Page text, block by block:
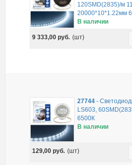
120SMD(2835)/м
20000*10*1.22мм
В наличии
9 333,00 руб. (шт)
27744 -
LS603,
6500К
В наличии
129,00 руб. (шт)